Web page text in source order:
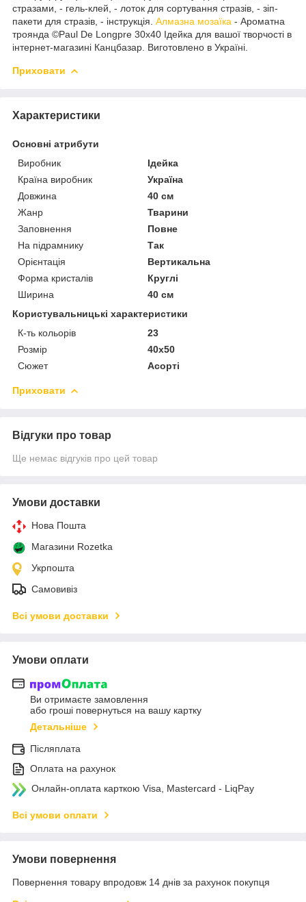
стразами, - гель-клей, - лоток для сортування стразів, - зіп-
пакети для стразів, - інструкція. Алмазна мозаїка - Ароматна
троянда ©Paul De Longpre 30х40 Ідейка для вашої творчості в
інтернет-магазині Канцбазар. Виготовлено в Україні.
Приховати
Характеристики
Основні атрибути
Виробник
Ідейка
Країна виробник
Україна
Довжина
40 см
Жанр
Тварини
Заповнення
Повне
На підрамнику
Так
Орієнтація
Вертикальна
Форма кристалів
Круглі
Ширина
40 см
Користувальницькі характеристики
К-ть кольорiв
23
Розмір
40х50
Сюжет
Асорті
Приховати
Відгуки про товар
Ще немає відгуків про цей товар
Умови доставки
Нова Пошта
Магазини Rozetka
Укрпошта
Самовивіз
Всі умови доставки
Умови оплати
Ви отримаєте замовлення
або гроші повернуться на вашу картку
Детальніше
Післяплата
Оплата на рахунок
Онлайн-оплата карткою Visa, Mastercard - LiqPay
Всі умови оплати
Умови повернення
Повернення товару впродовж 14 днів за рахунок покупця